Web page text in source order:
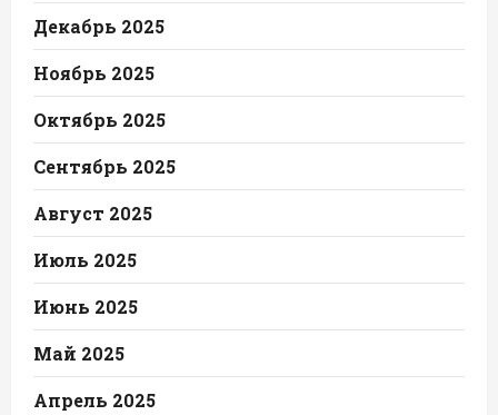
Декабрь 2025
Ноябрь 2025
Октябрь 2025
Сентябрь 2025
Август 2025
Июль 2025
Июнь 2025
Май 2025
Апрель 2025